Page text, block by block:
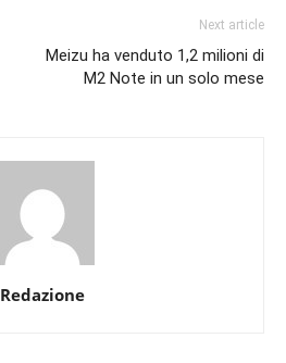
Next article
Meizu ha venduto 1,2 milioni di
M2 Note in un solo mese
Redazione